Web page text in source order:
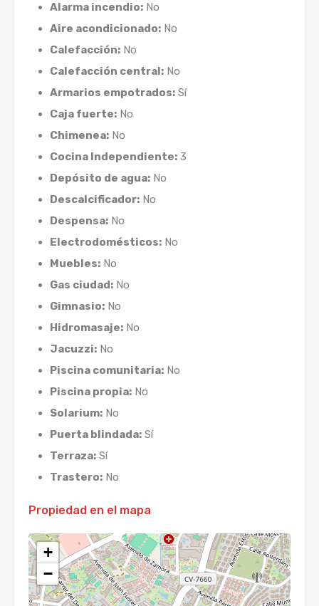
Alarma incendio: No
Aire acondicionado: No
Calefacción: No
Calefacción central: No
Armarios empotrados: Sí
Caja fuerte: No
Chimenea: No
Cocina Independiente: 3
Depósito de agua: No
Descalcificador: No
Despensa: No
Electrodomésticos: No
Muebles: No
Gas ciudad: No
Gimnasio: No
Hidromasaje: No
Jacuzzi: No
Piscina comunitaria: No
Piscina propia: No
Solarium: No
Puerta blindada: Sí
Terraza: Sí
Trastero: No
Propiedad en el mapa
+
−